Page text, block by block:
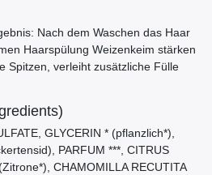
Nach dem Waschen das Haar
Haarspülung Weizenkeim stärken
Spitzen, verleiht zusätzliche Fülle
GLYCERIN * (pflanzlich*),
PARFUM ***, CITRUS
CHAMOMILLA RECUTITA